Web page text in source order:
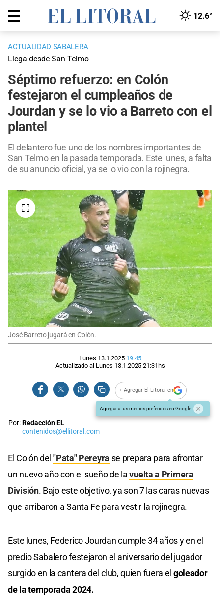
12.6°
ACTUALIDAD SABALERA
Llega desde San Telmo
Séptimo refuerzo: en Colón
festejaron el cumpleaños de
Jourdan y se lo vio a Barreto con el
plantel
El delantero fue uno de los nombres importantes de
San Telmo en la pasada temporada. Este lunes, a falta
de su anuncio oficial, ya se lo vio con la rojinegra.
José Barreto jugará en Colón.
Lunes 13.1.2025 19:45
Actualizado al Lunes 13.1.2025 21:31hs
+ Agregar El Litoral en
Agregar a tus medios preferidos en Google
Por:Redacción EL
contenidos@ellitoral.com
El Colón del"Pata" Pereyra se prepara para afrontar
un nuevo año con el sueño de lavuelta a Primera
División. Bajo este objetivo, ya son 7 las caras nuevas
que arribaron a Santa Fe para vestir la rojinegra.
Este lunes, Federico Jourdan cumple 34 años y en el
predio Sabalero festejaron el aniversario del jugador
surgido en la cantera del club, quien fuera elgoleador
de la temporada 2024.